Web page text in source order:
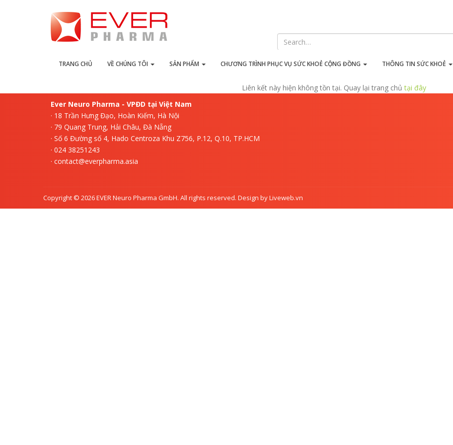
TRANG CHỦ VỀ CHÚNG TÔI SẢN PHẨM CHƯƠNG TRÌNH PHỤC VỤ SỨC KHOẺ CỘNG ĐỒNG THÔNG TIN SỨC KHOẺ
Liên kết này hiện không tồn tại
Liên kết này hiện không tồn tại. Quay lại trang chủtại đây
Ever Neuro Pharma - VPĐD tại Việt Nam
· 18 Trần Hưng Đạo, Hoàn Kiếm, Hà Nội
· 79 Quang Trung, Hải Châu, Đà Nẵng
· Số 6 Đường số 4, Hado Centroza Khu Z756, P.12, Q.10, TP.HCM
· 024 38251243
· contact@everpharma.asia
Copyright © 2026 EVER Neuro Pharma GmbH. All rights reserved. Design by Liveweb.vn